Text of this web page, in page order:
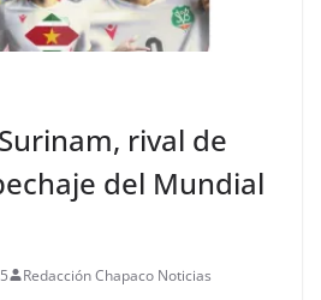
rival de
del Mundial
Redacción Chapaco Noticias